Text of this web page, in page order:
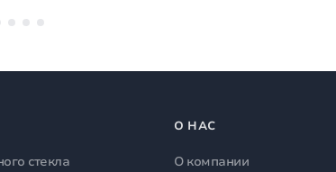
стекла
О НАС
О компании